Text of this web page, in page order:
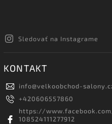
Sledovať na Instagrame
KONTAKT
info@velkoobchod-
+420606557860
https://
108524111277912